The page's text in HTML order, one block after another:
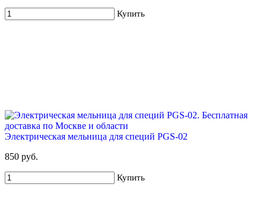
Купить
Электрическая мельница для специй PGS-02
850 руб.
Купить